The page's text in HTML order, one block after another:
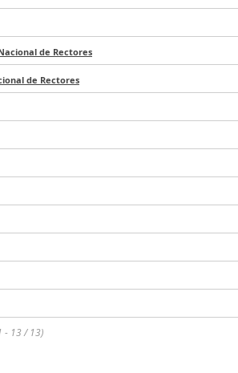
de Rectores
de Rectores
- 13 / 13)